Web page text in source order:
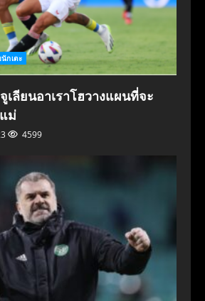
กเตะ
เลียนอาเราโฮวางแผนที่จะ
ม่
4599